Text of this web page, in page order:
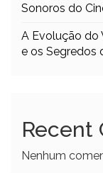
Sonoros do
A Evolução do
e os Segredos
Recent
Nenhum